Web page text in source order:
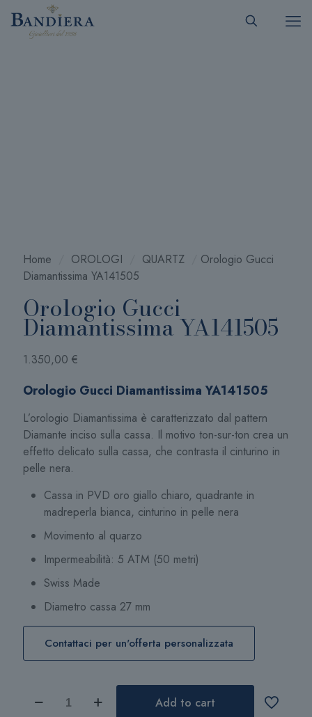
Home OROLOGI QUARTZ
Orologio Gucci
Diamantissima YA141505
Orologio Gucci
Diamantissima YA141505
1.350,00 €
Orologio Gucci Diamantissima YA141505
L’orologio Diamantissima è caratterizzato dal pattern
Diamante inciso sulla cassa. Il motivo ton-sur-ton crea un
effetto delicato sulla cassa, che contrasta il cinturino in
pelle nera.
Cassa in PVD oro giallo chiaro, quadrante in
madreperla bianca, cinturino in pelle nera
Movimento al quarzo
Impermeabilità: 5 ATM (50 metri)
Swiss Made
Diametro cassa 27 mm
Contattaci per un'offerta personalizzata
Add to cart